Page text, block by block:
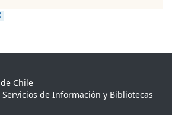
Chile
de Información y Bibliotecas